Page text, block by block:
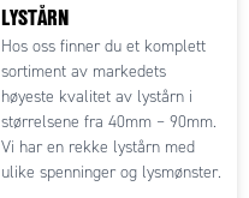
LYSTÅRN
Hos oss finner du et komplett
sortiment av markedets
høyeste kvalitet av lystårn i
størrelsene fra 40mm – 90mm.
Vi har en rekke lystårn med
ulike spenninger og lysmønster.